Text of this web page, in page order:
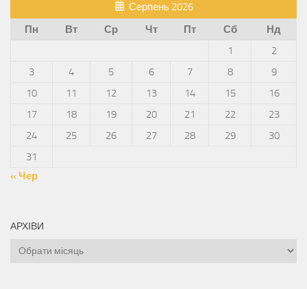
Серпень 2026
Пн
Вт Ср Чт Пт Сб
Нд
1
2
3
4 5 6 7 8
9
10
11 12 13 14 15
16
17
18 19 20 21 22
23
24
25 26 27 28 29
30
31
« Чер
АРХІВИ
Архіви